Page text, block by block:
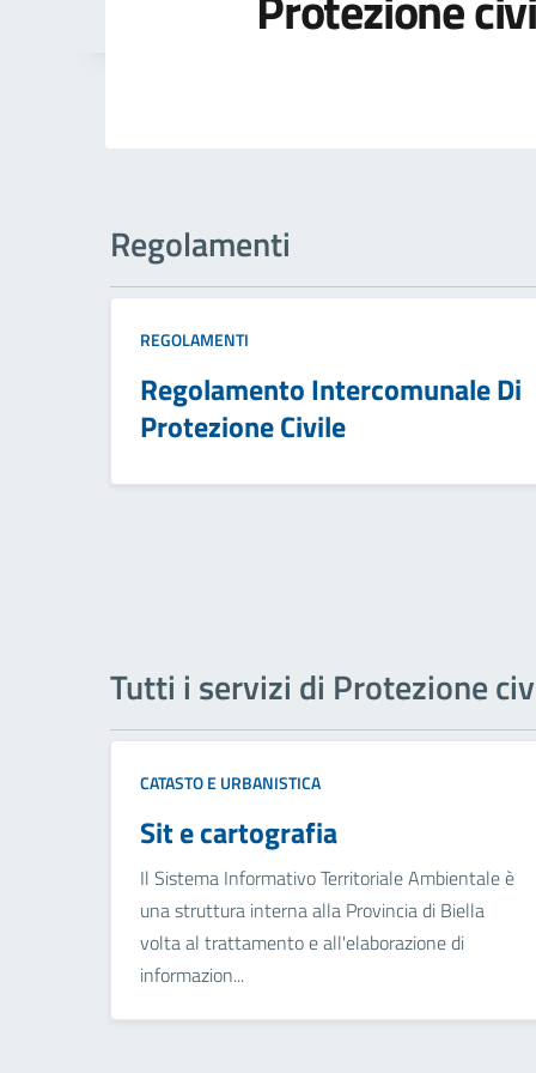
Regolamenti
REGOLAMENTI
Regolamento Intercomunale Di
Protezione Civile
Tutti i servizi di Protezione
CATASTO E URBANISTICA
Sit e cartografia
Il Sistema Informativo Territoriale Ambientale è
una struttura interna alla Provincia di Biella
volta al trattamento e all'elaborazione di
informazion...